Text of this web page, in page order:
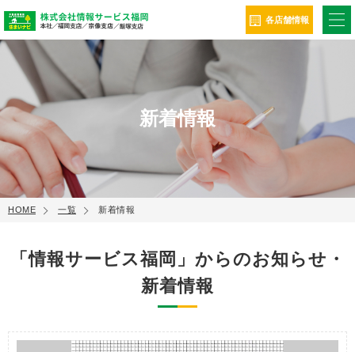
各店舗情報
新着情報
HOME 一覧 新着情報
「情報サービス福岡」からのお知らせ・
新着情報